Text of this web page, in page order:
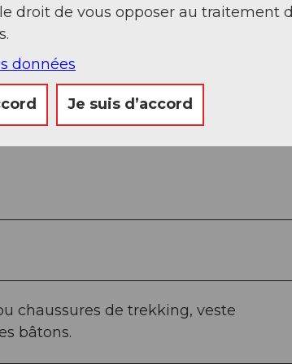
– Alt Stafel – Cabane
chaussures de trekking, veste
bâtons.
droit de vous opposer au traitement
données
Je suis d’accord